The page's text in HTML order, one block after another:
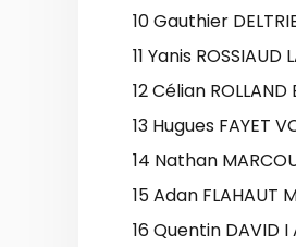
10 Gauthier
11 Yanis ROSSIAUD
12 Célian ROLLAND
13 Hugues FAYET
14 Nathan
15 Adan FLAHAUT
16 Quentin DAVID I